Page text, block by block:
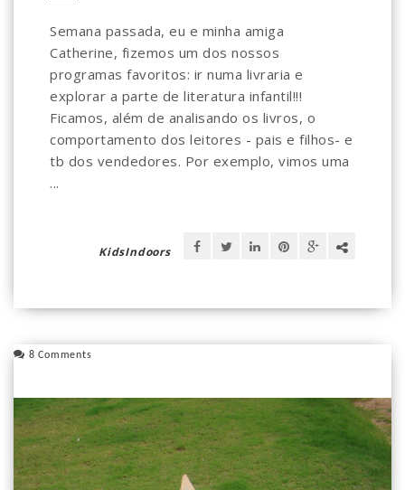
Semana passada, eu e minha amiga
Catherine, fizemos um dos nossos
programas favoritos: ir numa livraria e
explorar a parte de literatura infantil!!!
Ficamos, além de analisando os livros, o
comportamento dos leitores - pais e filhos- e
tb dos vendedores. Por exemplo, vimos uma
...
KidsIndoors
8 Comments